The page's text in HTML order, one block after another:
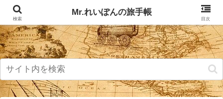
記事掲載マップ お問い合わせ
検索
Mr.れいぽんの旅手帳
目次